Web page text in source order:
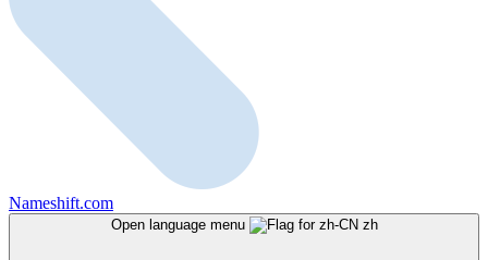
Nameshift.com
Open language menu zh